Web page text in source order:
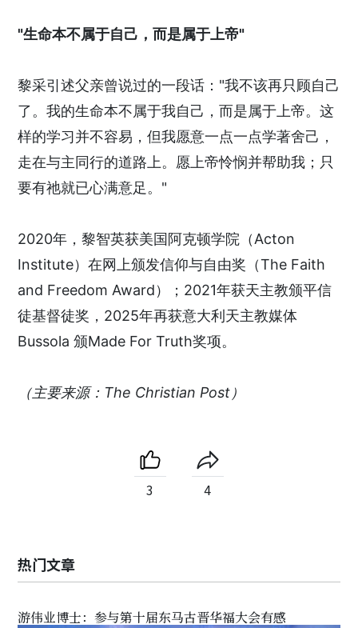
"生命本不属于自己，而是属于上帝"
黎采引述父亲曾说过的一段话："我不该再只顾自己
了。我的生命本不属于我自己，而是属于上帝。这
样的学习并不容易，但我愿意一点一点学著舍己，
走在与主同行的道路上。愿上帝怜悯并帮助我；只
要有祂就已心满意足。"
2020年，黎智英获美国阿克顿学院（Acton
Institute）在网上颁发信仰与自由奖（The Faith
and Freedom Award）；2021年获天主教颁平信
徒基督徒奖，2025年再获意大利天主教媒体
Bussola 颁Made For Truth奖项。
（主要来源：The Christian Post）
3 4
热门文章
游伟业博士：参与第十届东马古晋华福大会有感